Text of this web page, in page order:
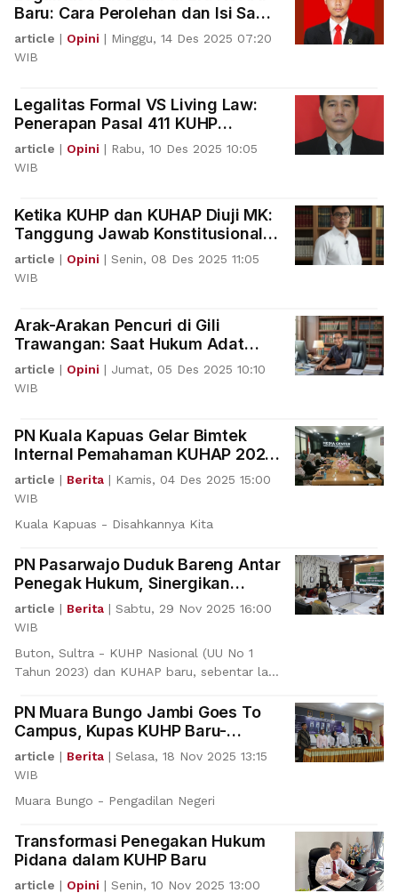
Baru: Cara Perolehan dan Isi Sama
Pentingnya
article | Opini | Minggu, 14 Des 2025 07:20
WIB
Legalitas Formal VS Living Law:
Penerapan Pasal 411 KUHP
Nasional terhadap Perkawinan
Tidak Dicatatkan
article | Opini | Rabu, 10 Des 2025 10:05
WIB
Ketika KUHP dan KUHAP Diuji MK:
Tanggung Jawab Konstitusional
Hakim dan Urgensi Constitutional
Question
article | Opini | Senin, 08 Des 2025 11:05
WIB
Arak-Arakan Pencuri di Gili
Trawangan: Saat Hukum Adat
Berhadapan dengan KUHP Baru
article | Opini | Jumat, 05 Des 2025 10:10
WIB
PN Kuala Kapuas Gelar Bimtek
Internal Pemahaman KUHAP 2025
dan KUHP Nasional
article | Berita | Kamis, 04 Des 2025 15:00
WIB
Kuala Kapuas - Disahkannya Kita
PN Pasarwajo Duduk Bareng Antar
Penegak Hukum, Sinergikan
Pemberlakuan KUHP & KUHAP
2026
article | Berita | Sabtu, 29 Nov 2025 16:00
WIB
Buton, Sultra - KUHP Nasional (UU No 1
Tahun 2023) dan KUHAP baru, sebentar lagi
PN Muara Bungo Jambi Goes To
Campus, Kupas KUHP Baru-
Layanan Pengadilan
article | Berita | Selasa, 18 Nov 2025 13:15
WIB
Muara Bungo - Pengadilan Negeri
Transformasi Penegakan Hukum
Pidana dalam KUHP Baru
article | Opini | Senin, 10 Nov 2025 13:00